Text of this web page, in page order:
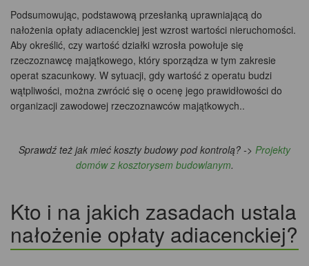
Podsumowując, podstawową przesłanką uprawniającą do
nałożenia opłaty adiacenckiej jest wzrost wartości nieruchomości.
Aby określić, czy wartość działki wzrosła powołuje się
rzeczoznawcę majątkowego, który sporządza w tym zakresie
operat szacunkowy. W sytuacji, gdy wartość z operatu budzi
wątpliwości, można zwrócić się o ocenę jego prawidłowości do
organizacji zawodowej rzeczoznawców majątkowych..
Sprawdź też jak mieć koszty budowy pod kontrolą? -> Projekty
domów z kosztorysem budowlanym.
Kto i na jakich zasadach ustala
nałożenie opłaty adiacenckiej?